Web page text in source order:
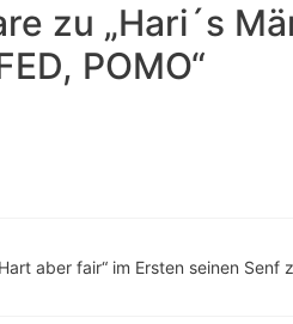
zu „Hari´s
POMO“
aber fair“ im Ersten seinen